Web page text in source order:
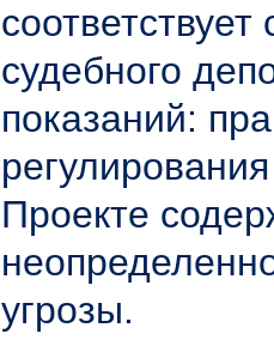
соответствует
судебного
показаний:
Проекте
угрозы.